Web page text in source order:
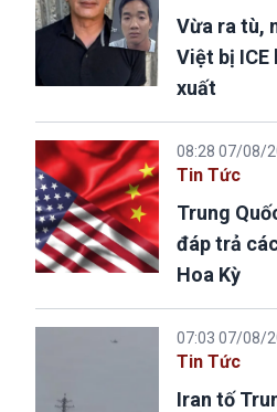
Vừa ra tù,
Việt bị
xuất
08:28 07/08/
Tin Tức
Trung
đáp trả
Hoa Kỳ
07:03 07/08/
Tin Tức
Iran tố